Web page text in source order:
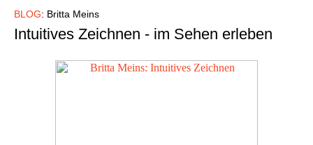
BLOG: Britta Meins
Intuitives Zeichnen - im Sehen erleben